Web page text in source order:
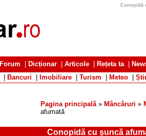
Conopidă
Forum Dicționar Articole Rețeta ta|
Bancuri Imobiliare Turism Meteo
Pagina principală» Mâncăruri »
afumată
Conopidă cu şuncă